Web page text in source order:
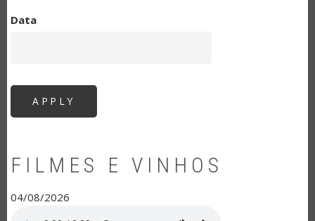
Data
FILMES E VINHOS
04/08/2026